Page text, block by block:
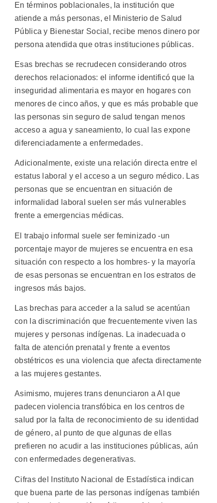
En términos poblacionales, la institución que
atiende a más personas, el Ministerio de Salud
Pública y Bienestar Social, recibe menos dinero por
persona atendida que otras instituciones públicas.
Esas brechas se recrudecen considerando otros
derechos relacionados: el informe identificó que la
inseguridad alimentaria es mayor en hogares con
menores de cinco años, y que es más probable que
las personas sin seguro de salud tengan menos
acceso a agua y saneamiento, lo cual las expone
diferenciadamente a enfermedades.
Adicionalmente, existe una relación directa entre el
estatus laboral y el acceso a un seguro médico. Las
personas que se encuentran en situación de
informalidad laboral suelen ser más vulnerables
frente a emergencias médicas.
El trabajo informal suele ser feminizado -un
porcentaje mayor de mujeres se encuentra en esa
situación con respecto a los hombres- y la mayoría
de esas personas se encuentran en los estratos de
ingresos más bajos.
Las brechas para acceder a la salud se acentúan
con la discriminación que frecuentemente viven las
mujeres y personas indígenas. La inadecuada o
falta de atención prenatal y frente a eventos
obstétricos es una violencia que afecta directamente
a las mujeres gestantes.
Asimismo, mujeres trans denunciaron a AI que
padecen violencia transfóbica en los centros de
salud por la falta de reconocimiento de su identidad
de género, al punto de que algunas de ellas
prefieren no acudir a las instituciones públicas, aún
con enfermedades degenerativas.
Cifras del Instituto Nacional de Estadística indican
que buena parte de las personas indígenas también